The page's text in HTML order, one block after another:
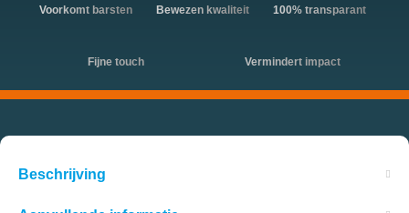
Voorkomt barsten Bewezen kwaliteit 100% transparant
Fijne touch Vermindert impact
Beschrijving